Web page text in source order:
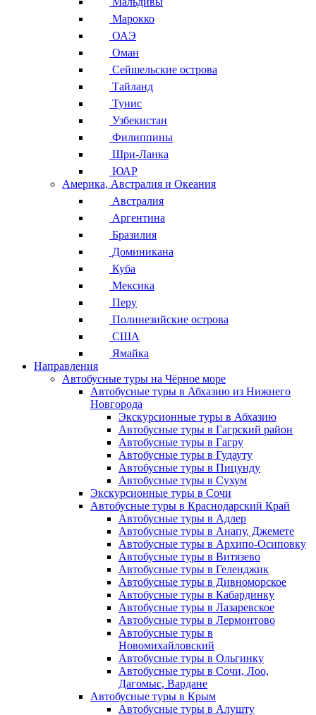
Марокко
ОАЭ
Оман
Сейшельские острова
Тайланд
Тунис
Узбекистан
Филиппины
Шри-Ланка
ЮАР
Америка, Австралия и Океания
Австралия
Аргентина
Бразилия
Доминикана
Куба
Мексика
Перу
Полинезийские острова
США
Ямайка
Направления
Автобусные туры на Чёрное море
Автобусные туры в Абхазию из Нижнего
Новгорода
Экскурсионные туры в Абхазию
Автобусные туры в Гагрский район
Автобусные туры в Гагру
Автобусные туры в Гудауту
Автобусные туры в Пицунду
Автобусные туры в Сухум
Экскурсионные туры в Сочи
Автобусные туры в Краснодарский Край
Автобусные туры в Адлер
Автобусные туры в Анапу, Джемете
Автобусные туры в Архипо-Осиповку
Автобусные туры в Витязево
Автобусные туры в Геленджик
Автобусные туры в Дивноморское
Автобусные туры в Кабардинку
Автобусные туры в Лазаревское
Автобусные туры в Лермонтово
Автобусные туры в
Новомихайловский
Автобусные туры в Ольгинку
Автобусные туры в Сочи, Лоо,
Дагомыс, Вардане
Автобусные туры в Крым
Автобусные туры в Алушту